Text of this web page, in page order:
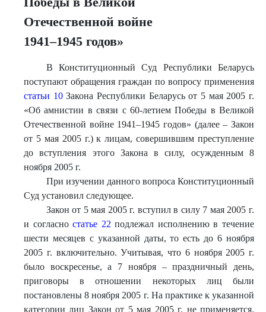
Отечественной войне
1941–1945 годов»
В Конституционный Суд Республики Беларусь
поступают обращения граждан по вопросу применения
статьи 10Закона Республики Беларусь от 5 мая 2005 г.
«Об амнистии в связи с 60-летием Победы в Великой
Отечественной войне 1941–1945 годов» (далее – Закон
от 5 мая 2005 г.) к лицам, совершившим преступление
до вступления этого Закона в силу, осужденным 8
ноября 2005 г.
При изучении данного вопроса Конституционный
Суд установил следующее.
Закон от 5 мая 2005 г. вступил в силу 7 мая 2005 г.
и согласностатье 22 подлежал исполнению в течение
шести месяцев с указанной даты, то есть до 6 ноября
2005 г. включительно. Учитывая, что 6 ноября 2005 г.
было воскресенье, а 7 ноября – праздничный день,
приговоры в отношении некоторых лиц были
постановлены 8 ноября 2005 г. На практике к указанной
категории лиц Закон от 5 мая 2005 г. не применяется.